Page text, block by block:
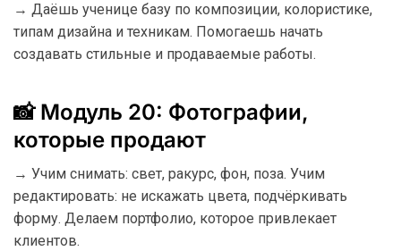
→ Даёшь ученице базу по композиции, колористике,
типам дизайна и техникам. Помогаешь начать
создавать стильные и продаваемые работы.
📸 Модуль 20: Фотографии,
которые продают
→ Учим снимать: свет, ракурс, фон, поза. Учим
редактировать: не искажать цвета, подчёркивать
форму. Делаем портфолио, которое привлекает
клиентов.